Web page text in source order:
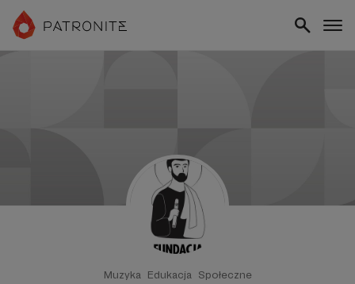
Muzyka Edukacja Społeczne